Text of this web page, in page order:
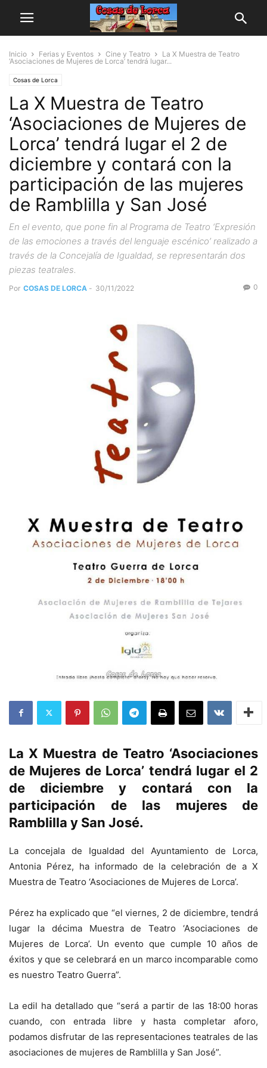
Inicio Ferias y Eventos Cine y Teatro
La X Muestra de Teatro
‘Asociaciones de Mujeres de Lorca’ tendrá lugar...
Cosas de Lorca
La X Muestra de Teatro
‘Asociaciones de Mujeres de
Lorca’ tendrá lugar el 2 de
diciembre y contará con la
participación de las mujeres
de Ramblilla y San José
En el evento, que pone fin al Programa de Teatro ‘Expresión
de las emociones a través del lenguaje escénico’ realizado a
través de la Concejalía de Igualdad, se representarán dos
piezas teatrales.
Por COSAS DE LORCA - 30/11/2022 0
La X Muestra de Teatro ‘Asociaciones
de Mujeres de Lorca’ tendrá lugar el 2
de diciembre y contará con la
participación de las mujeres de
Ramblilla y San José.
La concejala de Igualdad del Ayuntamiento de Lorca,
Antonia Pérez, ha informado de la celebración de a X
Muestra de Teatro ‘Asociaciones de Mujeres de Lorca’.
Pérez ha explicado que “el viernes, 2 de diciembre, tendrá
lugar la décima Muestra de Teatro ‘Asociaciones de
Mujeres de Lorca’. Un evento que cumple 10 años de
éxitos y que se celebrará en un marco incomparable como
es nuestro Teatro Guerra”.
La edil ha detallado que “será a partir de las 18:00 horas
cuando, con entrada libre y hasta completar aforo,
podamos disfrutar de las representaciones teatrales de las
asociaciones de mujeres de Ramblilla y San José”.